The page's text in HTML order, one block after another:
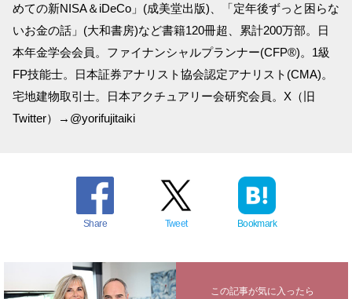
めての新NISA＆iDeCo」(成美堂出版)、「定年後ずっと困らな
いお金の話」(大和書房)など書籍120冊超、累計200万部。日
本年金学会会員。ファイナンシャルプランナー(CFP®)。1級
FP技能士。日本証券アナリスト協会認定アナリスト(CMA)。
宅地建物取引士。日本アクチュアリー会研究会員。X（旧
Twitter）→@yorifujitaiki
Share Tweet Bookmark
この記事が気に入ったら